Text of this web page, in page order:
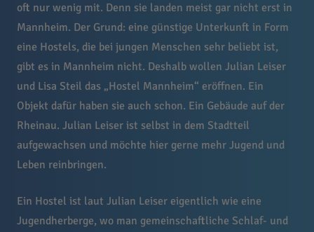
oft nur wenig mit. Denn sie landen meist gar nicht erst in
Mannheim. Der Grund: eine günstige Unterkunft in Form
eine Hostels, die bei jungen Menschen sehr beliebt ist,
gibt es in Mannheim nicht. Deshalb wollen Julian Leiser
und Lisa Steil das „Hostel Mannheim“ eröffnen. Ein
Objekt dafür haben sie auch schon. Ein Gebäude auf der
Rheinau. Julian Leiser ist selbst in dem Stadtteil
aufgewachsen und möchte hier gerne mehr Jugend und
Leben reinbringen.
Ein Hostel ist laut Julian Leiser eigentlich wie eine
Jugendherberge, wo man gemeinschaftliche Schlaf- und